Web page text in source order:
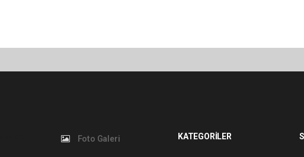
Foto Galeri KATEGORİLER